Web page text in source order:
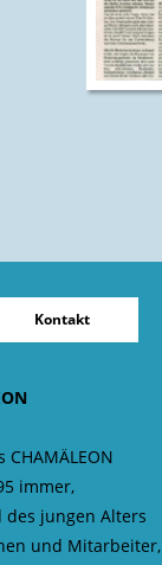
Kontakt
immer,
jungen Alters
und Mitarbeiter,